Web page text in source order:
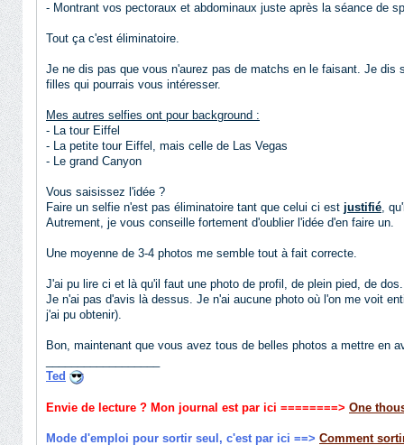
- Montrant vos pectoraux et abdominaux juste après la séance de
Tout ça c'est éliminatoire.
Je ne dis pas que vous n'aurez pas de matchs en le faisant. Je
filles qui pourrais vous intéresser.
Mes autres selfies ont pour background :
- La tour Eiffel
- La petite tour Eiffel, mais celle de Las Vegas
- Le grand Canyon
Vous saisissez l'idée ?
Faire un selfie n'est pas éliminatoire tant que celui ci est justifié,
Autrement, je vous conseille fortement d'oublier l'idée d'en faire un.
Une moyenne de 3-4 photos me semble tout à fait correcte.
J'ai pu lire ci et là qu'il faut une photo de profil, de plein pied, de
Je n'ai pas d'avis là dessus. Je n'ai aucune photo où l'on me voit
j'ai pu obtenir).
Bon, maintenant que vous avez tous de belles photos a mettre en
Ted
Envie de lecture ? Mon journal est par ici ========> One
Mode d'emploi pour sortir seul, c'est par ici ==> Comment